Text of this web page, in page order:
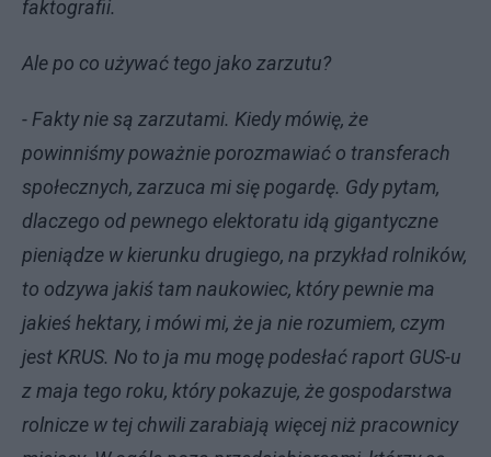
faktografii.
Ale po co używać tego jako zarzutu?
- Fakty nie są zarzutami. Kiedy mówię, że
powinniśmy poważnie porozmawiać o transferach
społecznych, zarzuca mi się pogardę. Gdy pytam,
dlaczego od pewnego elektoratu idą gigantyczne
pieniądze w kierunku drugiego, na przykład rolników,
to odzywa jakiś tam naukowiec, który pewnie ma
jakieś hektary, i mówi mi, że ja nie rozumiem, czym
jest KRUS. No to ja mu mogę podesłać raport GUS-u
z maja tego roku, który pokazuje, że gospodarstwa
rolnicze w tej chwili zarabiają więcej niż pracownicy